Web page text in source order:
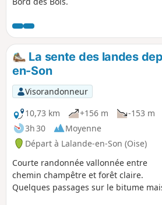
La sente des landes
en-Son
Visorandonneur
10,73 km
+156 m
-153 m
3h 30
Moyenne
Départ à Lalande-en-Son (Oise)
Courte randonnée vallonnée entre
chemin champêtre et forêt claire.
Quelques passages sur le bitume